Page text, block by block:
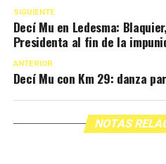
SIGUIENTE
Decí Mu en Ledesma:
Presidenta al fin de la
ANTERIOR
Decí Mu con Km 29: danza
NOTAS